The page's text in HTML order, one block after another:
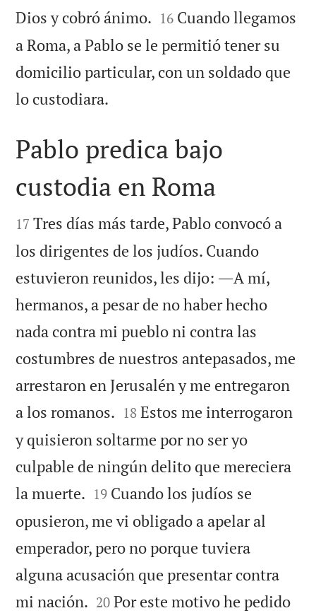
Dios y cobró ánimo. 

16 Cuando llegamos
a Roma, a Pablo se le permitió tener su
domicilio particular, con un soldado que
lo custodiara.

Pablo predica bajo
custodia en Roma

17 Tres días más tarde, Pablo convocó a
los dirigentes de los judíos. Cuando
estuvieron reunidos, les dijo: ―A mí,
hermanos, a pesar de no haber hecho
nada contra mi pueblo ni contra las
costumbres de nuestros antepasados, me
arrestaron en Jerusalén y me entregaron
a los romanos. 

18 Estos me interrogaron
y quisieron soltarme por no ser yo
culpable de ningún delito que mereciera
la muerte. 

19 Cuando los judíos se
opusieron, me vi obligado a apelar al
emperador, pero no porque tuviera
alguna acusación que presentar contra
mi nación. 

20 Por este motivo he pedido